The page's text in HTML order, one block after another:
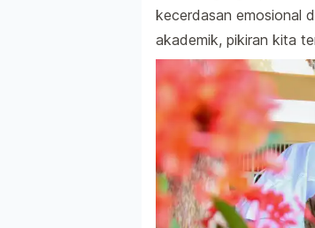
kecerdasan emosional
akademik, pikiran kita